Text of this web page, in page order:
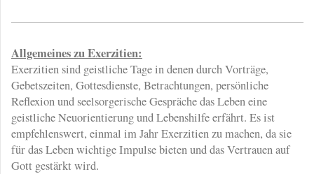
Allgemeines zu Exerzitien:
Exerzitien sind geistliche Tage in denen durch Vorträge,
Gebetszeiten, Gottesdienste, Betrachtungen, persönliche
Reflexion und seelsorgerische Gespräche das Leben eine
geistliche Neuorientierung und Lebenshilfe erfährt. Es ist
empfehlenswert, einmal im Jahr Exerzitien zu machen, da sie
für das Leben wichtige Impulse bieten und das Vertrauen auf
Gott gestärkt wird.